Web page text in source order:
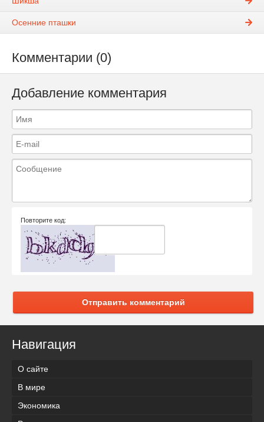
Осенние пташки
Комментарии (0)
Добавление комментария
Повторите код:
Отправить комментарий
Навигация
О сайте
В мире
Экономика